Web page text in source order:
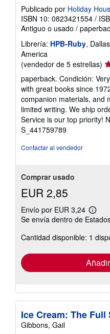
Publicado por Holiday
ISBN 10: 0823421554 /
Antiguo o usado /
Librería: HPB-Ruby,
America
(vendedor de 5 estrellas)
5
5
paperback. Condición:
with great books since
companion materials, and
limited writing. We ship
Service is our top priority!
S_441759789
Contactar al vendedor
Comprar usado
EUR 2,85
Envío por EUR 3,24
Más
las
tarifas
envío
Se envía dentro de
Cantidad disponible: 1
Ice Cream: The Full
Gibbons, Gail